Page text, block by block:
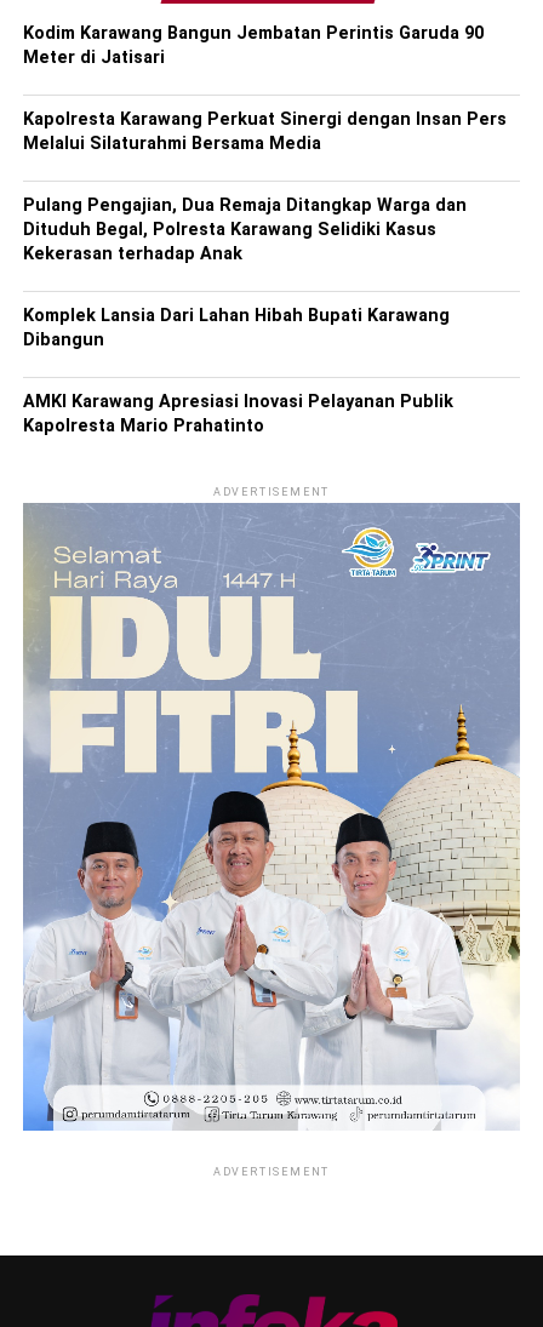
Kodim Karawang Bangun Jembatan Perintis Garuda 90
Meter di Jatisari
Kapolresta Karawang Perkuat Sinergi dengan Insan Pers
Melalui Silaturahmi Bersama Media
Pulang Pengajian, Dua Remaja Ditangkap Warga dan
Dituduh Begal, Polresta Karawang Selidiki Kasus
Kekerasan terhadap Anak
Komplek Lansia Dari Lahan Hibah Bupati Karawang
Dibangun
AMKI Karawang Apresiasi Inovasi Pelayanan Publik
Kapolresta Mario Prahatinto
ADVERTISEMENT
ADVERTISEMENT